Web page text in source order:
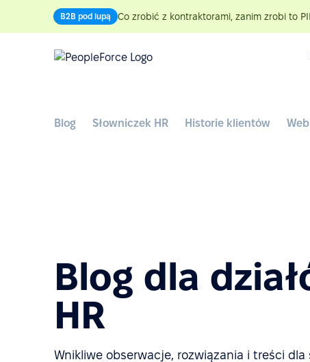
B2B pod lupą Co zrobić z kontraktorami, zanim zrobi to
Blog Słowniczek HR Historie klientów
Blog dla
HR
Wnikliwe obserwacje, rozwiązania i treści